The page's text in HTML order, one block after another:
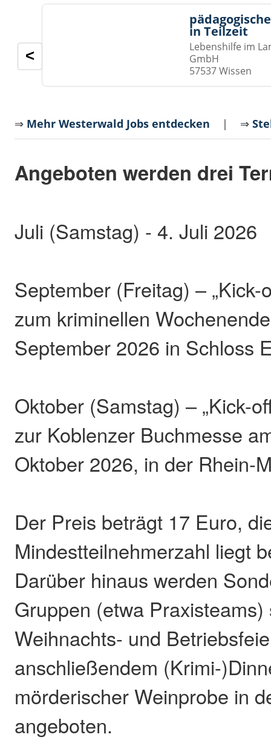
in Teilzeit
Lebenshilfe im
GmbH
57537 Wissen
<
⇒ Mehr Westerwald Jobs entdecken | ⇒
Angeboten werden drei
Juli (Samstag) - 4. Juli 2026
September (Freitag) – „Kick-
zum kriminellen
September 2026 in Schloss
Oktober (Samstag) – „Kick-
zur Koblenzer Buchmesse
Oktober 2026, in der Rhein-
Der Preis beträgt 17 Euro,
Mindestteilnehmerzahl liegt
Darüber hinaus werden
Gruppen (etwa Praxisteams)
Weihnachts- und
anschließendem (Krimi-
mörderischer Weinprobe in
angeboten.